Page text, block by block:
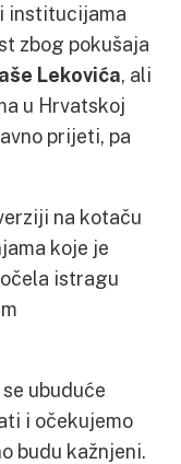
institucijama
zbog pokušaja
Lekovića, ali
u Hrvatskoj
prijeti, pa
na kotaču
koje je
istragu
ubuduće
i očekujemo
budu kažnjeni.